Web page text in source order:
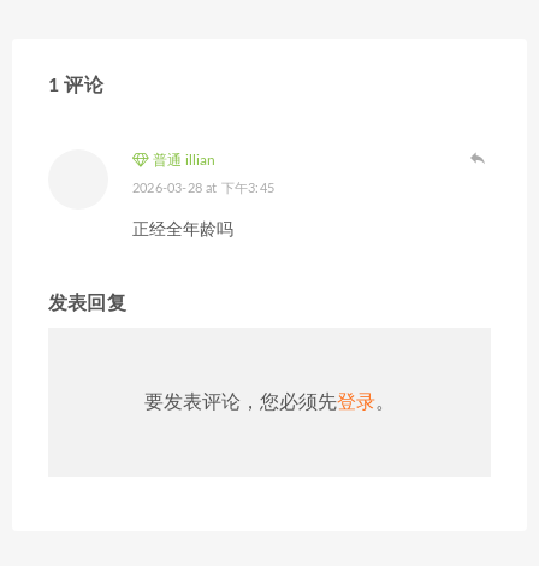
1 评论
普通 illian
2026-03-28 at 下午3:45
正经全年龄吗
发表回复
要发表评论，您必须先登录。